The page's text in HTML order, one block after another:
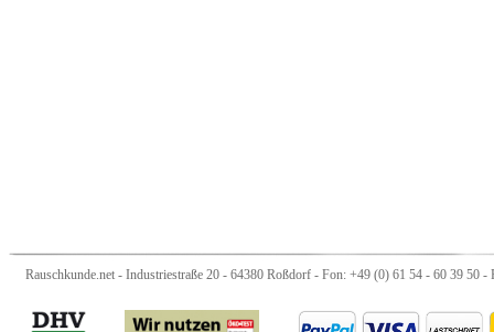
Rauschkunde.net - Industriestraße 20 - 64380 Roßdorf - Fon: +49 (0) 61 54 - 60 39 50